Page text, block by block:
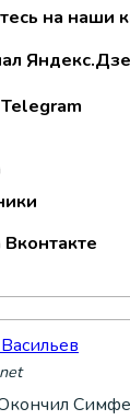
на наши
Вконтакте